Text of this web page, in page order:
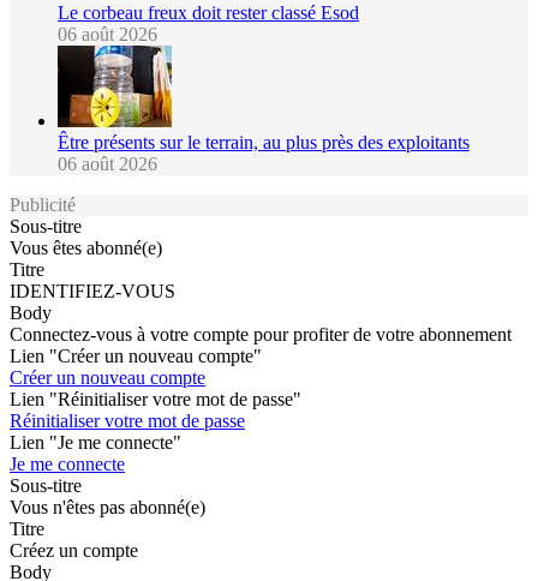
Le corbeau freux doit rester classé Esod
06 août 2026
Être présents sur le terrain, au plus près des exploitants
06 août 2026
Publicité
Sous-titre
Vous êtes abonné(e)
Titre
IDENTIFIEZ-VOUS
Body
Connectez-vous à votre compte pour profiter de votre abonnement
Lien "Créer un nouveau compte"
Créer un nouveau compte
Lien "Réinitialiser votre mot de passe"
Réinitialiser votre mot de passe
Lien "Je me connecte"
Je me connecte
Sous-titre
Vous n'êtes pas abonné(e)
Titre
Créez un compte
Body